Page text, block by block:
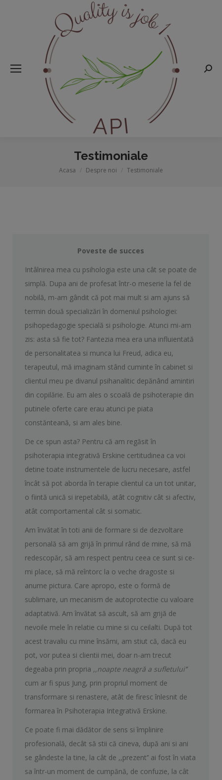
Testimoniale
You are here:
Acasa Despre noi Testimoniale
Poveste de succes
Intâlnirea mea cu psihologia este una cât se poate de
simplă. Dupa ani de profesat într-o meserie la fel de
nobilă, m-am gândit că pot mai mult si am ajuns să
termin două specializări în domeniul psihologiei:
psihopedagogie specială si psihologie. Atunci mi-am
zis: asta să fie tot? Fantezia mea era una influientată
de personalitatea si munca lui Freud, adica eu,
terapeutul, mă imaginam stând cuminte în cabinet si
clientul meu pe divanul psihanalitic depănând amintiri
din copilărie. Eu am ales o scoală de psihoterapie din
putinele oferte care erau atunci pe piata
constănteană, si am ales bine.
De ce spun asta? Pentru că am regăsit în
psihoterapia integrativă Erskine certitudinea ca voi
detine toate instrumentele de lucru necesare, astfel
încât să pot aborda în terapie clientul ca un tot unitar,
o fiintă unică si irepetabilă, atât cognitiv cât si afectiv,
atât comportamental cât si somatic.
Am învătat în toti anii de formare si de dezvoltare
personală să am grijă în primul rând de mine, să mă
redescopăr, să am respect pentru ceea ce sunt si ce-
mi place, să mă reîntorc la o veche dragoste si
anume pictura. Care apropo, este o formă de
sublimare, un mecanism de autoprotectie cu valoare
adaptativă. Am învătat să ascult, să am grijă de
nevoile mele în relatie cu mine si cu ceilalti. După tot
acest travaliu cu mine însămi, am stiut că, dacă eu
pot, vor putea si clientii mei, doar n-am trecut
degeaba prin propria ,,noapte neagră a sufletului’’
cum ar fi spus Jung, prin propriul moment de
transformare si renastere, atât de firesc înlesnit de
formarea în Psihoterapia Integrativă Erskine.
Ce poate fi mai dădător de sens si împlinire
profesională, decât să stii că cineva, după ani si ani
se gândeste la tine, la cât de ,,prezent’’ ai fost în viata
sa într-un moment de cumpănă, de confuzie, la cât